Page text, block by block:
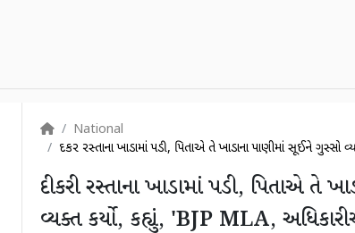
National
દીકરી રસ્તાના ખાડામાં પડી, પિતાએ તે ખાડાના પાણીમાં સૂઈને
દીકરી રસ્તાના ખાડામાં પડી, પિતાએ તે
વ્યક્ત કર્યો, કહ્યું, 'BJP MLA,